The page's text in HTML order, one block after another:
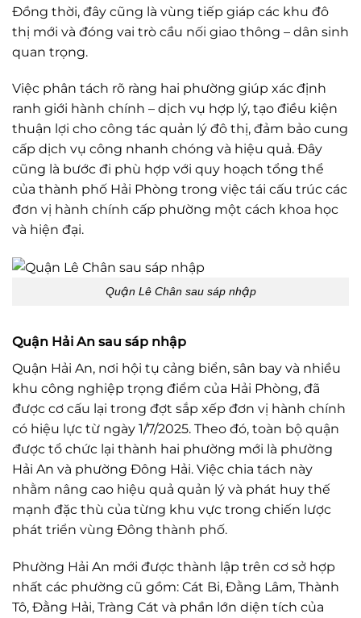
Đồng thời, đây cũng là vùng tiếp giáp các khu đô
thị mới và đóng vai trò cầu nối giao thông – dân sinh
quan trọng.
Việc phân tách rõ ràng hai phường giúp xác định
ranh giới hành chính – dịch vụ hợp lý, tạo điều kiện
thuận lợi cho công tác quản lý đô thị, đảm bảo cung
cấp dịch vụ công nhanh chóng và hiệu quả. Đây
cũng là bước đi phù hợp với quy hoạch tổng thể
của thành phố Hải Phòng trong việc tái cấu trúc các
đơn vị hành chính cấp phường một cách khoa học
và hiện đại.
Quận Lê Chân sau sáp nhập
Quận Hải An sau sáp nhập
Quận Hải An, nơi hội tụ cảng biển, sân bay và nhiều
khu công nghiệp trọng điểm của Hải Phòng, đã
được cơ cấu lại trong đợt sắp xếp đơn vị hành chính
có hiệu lực từ ngày 1/7/2025. Theo đó, toàn bộ quận
được tổ chức lại thành hai phường mới là phường
Hải An và phường Đông Hải. Việc chia tách này
nhằm nâng cao hiệu quả quản lý và phát huy thế
mạnh đặc thù của từng khu vực trong chiến lược
phát triển vùng Đông thành phố.
Phường Hải An mới được thành lập trên cơ sở hợp
nhất các phường cũ gồm: Cát Bi, Đằng Lâm, Thành
Tô, Đằng Hải, Tràng Cát và phần lớn diện tích của